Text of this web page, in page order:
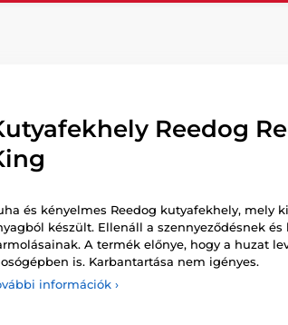
Reedog
és kényelmes Reedog kutyafekhely, mely
készült. Ellenáll a szennyeződésnek és
A termék előnye, hogy a huzat
is. Karbantartása nem igényes.
információk ›